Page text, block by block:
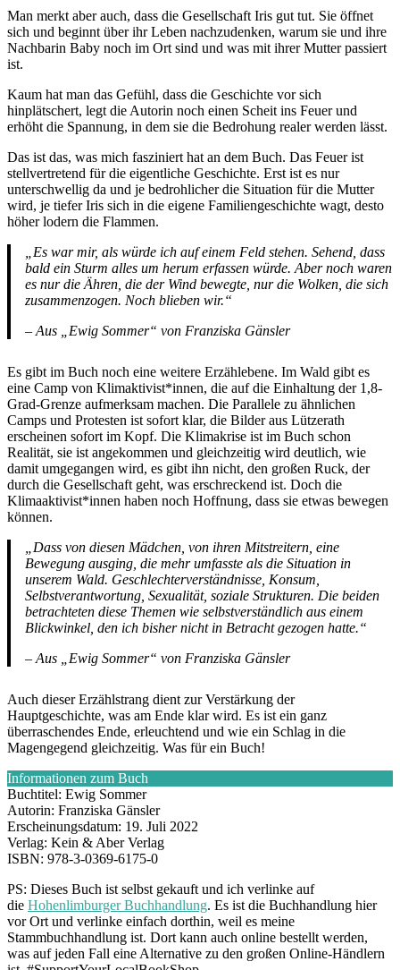
Man merkt aber auch, dass die Gesellschaft Iris gut tut. Sie öffnet
sich und beginnt über ihr Leben nachzudenken, warum sie und ihre
Nachbarin Baby noch im Ort sind und was mit ihrer Mutter passiert
ist.
Kaum hat man das Gefühl, dass die Geschichte vor sich
hinplätschert, legt die Autorin noch einen Scheit ins Feuer und
erhöht die Spannung, in dem sie die Bedrohung realer werden lässt.
Das ist das, was mich fasziniert hat an dem Buch. Das Feuer ist
stellvertretend für die eigentliche Geschichte. Erst ist es nur
unterschwellig da und je bedrohlicher die Situation für die Mutter
wird, je tiefer Iris sich in die eigene Familiengeschichte wagt, desto
höher lodern die Flammen.
„Es war mir, als würde ich auf einem Feld stehen. Sehend, dass
bald ein Sturm alles um herum erfassen würde. Aber noch waren
es nur die Ähren, die der Wind bewegte, nur die Wolken, die sich
zusammenzogen. Noch blieben wir.“
– Aus „Ewig Sommer“ von Franziska Gänsler
Es gibt im Buch noch eine weitere Erzählebene. Im Wald gibt es
eine Camp von Klimaktivist*innen, die auf die Einhaltung der 1,8-
Grad-Grenze aufmerksam machen. Die Parallele zu ähnlichen
Camps und Protesten ist sofort klar, die Bilder aus Lützerath
erscheinen sofort im Kopf. Die Klimakrise ist im Buch schon
Realität, sie ist angekommen und gleichzeitig wird deutlich, wie
damit umgegangen wird, es gibt ihn nicht, den großen Ruck, der
durch die Gesellschaft geht, was erschreckend ist. Doch die
Klimaaktivist*innen haben noch Hoffnung, dass sie etwas bewegen
können.
„Dass von diesen Mädchen, von ihren Mitstreitern, eine
Bewegung ausging, die mehr umfasste als die Situation in
unserem Wald. Geschlechterverständnisse, Konsum,
Selbstverantwortung, Sexualität, soziale Strukturen. Die beiden
betrachteten diese Themen wie selbstverständlich aus einem
Blickwinkel, den ich bisher nicht in Betracht gezogen hatte.“
– Aus „Ewig Sommer“ von Franziska Gänsler
Auch dieser Erzählstrang dient zur Verstärkung der
Hauptgeschichte, was am Ende klar wird. Es ist ein ganz
überraschendes Ende, erleuchtend und wie ein Schlag in die
Magengegend gleichzeitig. Was für ein Buch!
Informationen zum Buch
Buchtitel: Ewig Sommer
Autorin: Franziska Gänsler
Erscheinungsdatum: 19. Juli 2022
Verlag: Kein & Aber Verlag
ISBN: 978-3-0369-6175-0
PS: Dieses Buch ist selbst gekauft und ich verlinke auf
die Hohenlimburger Buchhandlung. Es ist die Buchhandlung hier
vor Ort und verlinke einfach dorthin, weil es meine
Stammbuchhandlung ist. Dort kann auch online bestellt werden,
was auf jeden Fall eine Alternative zu den großen Online-Händlern